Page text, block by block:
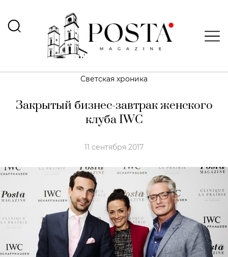
Светская хроника
Закрытый бизнес-завтрак женского
клуба IWC
11 сентября 2017